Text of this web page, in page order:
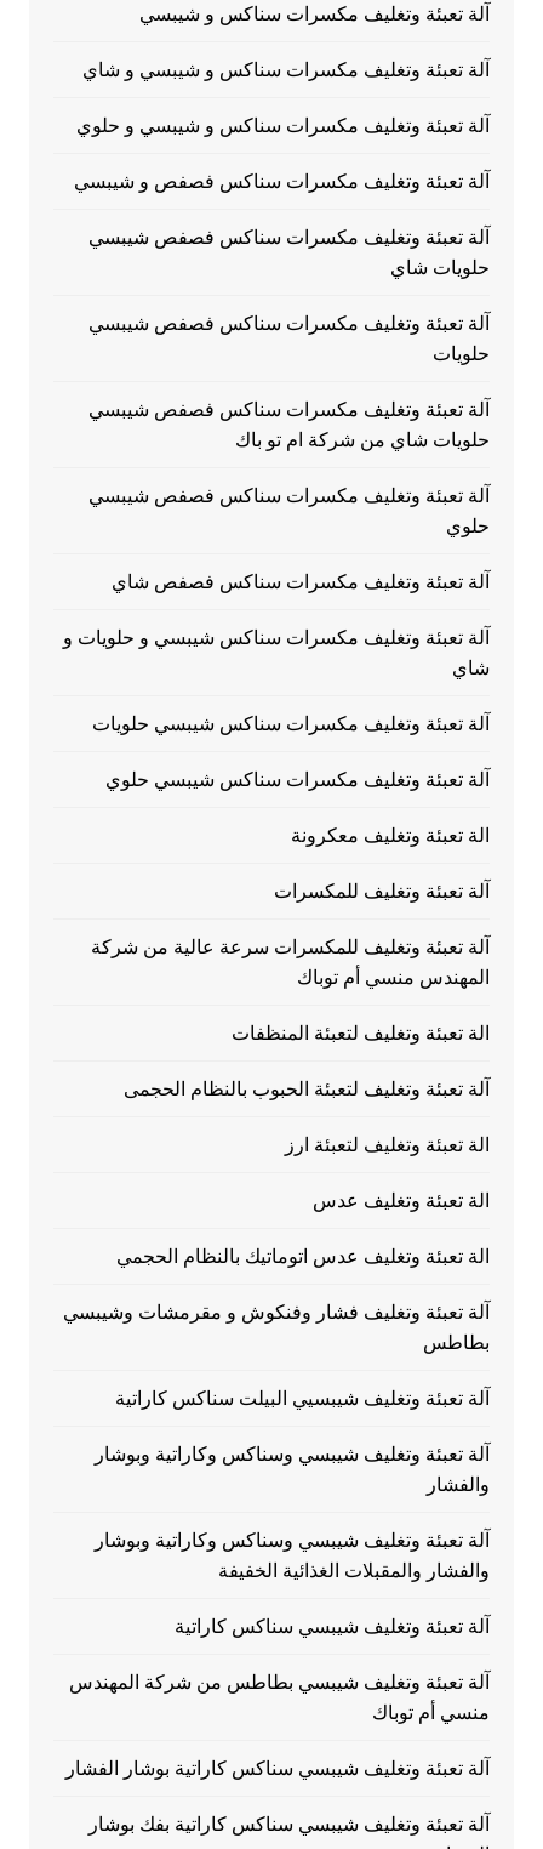
آلة تعبئة وتغليف مكسرات سناكس و شيبسي
آلة تعبئة وتغليف مكسرات سناكس و شيبسي و شاي
آلة تعبئة وتغليف مكسرات سناكس و شيبسي و حلوي
آلة تعبئة وتغليف مكسرات سناكس فصفص و شيبسي
آلة تعبئة وتغليف مكسرات سناكس فصفص شيبسي
حلويات شاي
آلة تعبئة وتغليف مكسرات سناكس فصفص شيبسي
حلويات
آلة تعبئة وتغليف مكسرات سناكس فصفص شيبسي
حلويات شاي من شركة ام تو باك
آلة تعبئة وتغليف مكسرات سناكس فصفص شيبسي
حلوي
آلة تعبئة وتغليف مكسرات سناكس فصفص شاي
آلة تعبئة وتغليف مكسرات سناكس شيبسي و حلويات و
شاي
آلة تعبئة وتغليف مكسرات سناكس شيبسي حلويات
آلة تعبئة وتغليف مكسرات سناكس شيبسي حلوي
الة تعبئة وتغليف معكرونة
آلة تعبئة وتغليف للمكسرات
آلة تعبئة وتغليف للمكسرات سرعة عالية من شركة
المهندس منسي أم توباك
الة تعبئة وتغليف لتعبئة المنظفات
آلة تعبئة وتغليف لتعبئة الحبوب بالنظام الحجمى
الة تعبئة وتغليف لتعبئة ارز
الة تعبئة وتغليف عدس
الة تعبئة وتغليف عدس اتوماتيك بالنظام الحجمي
آلة تعبئة وتغليف فشار وفنكوش و مقرمشات وشيبسي
بطاطس
آلة تعبئة وتغليف شيبسيي البيلت سناكس كاراتية
آلة تعبئة وتغليف شيبسي وسناكس وكاراتية وبوشار
والفشار
آلة تعبئة وتغليف شيبسي وسناكس وكاراتية وبوشار
والفشار والمقبلات الغذائية الخفيفة
آلة تعبئة وتغليف شيبسي سناكس كاراتية
آلة تعبئة وتغليف شيبسي بطاطس من شركة المهندس
منسي أم توباك
آلة تعبئة وتغليف شيبسي سناكس كاراتية بوشار الفشار
آلة تعبئة وتغليف شيبسي سناكس كاراتية بفك بوشار